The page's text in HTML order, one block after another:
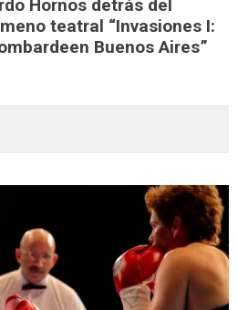
Hornos detrás del
teatral “Invasiones I:
Buenos Aires”